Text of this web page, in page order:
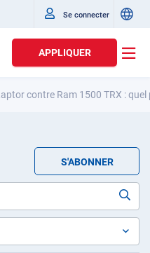
Se connecter
APPLIQUER
contre Ram 1500 TRX :
S'ABONNER